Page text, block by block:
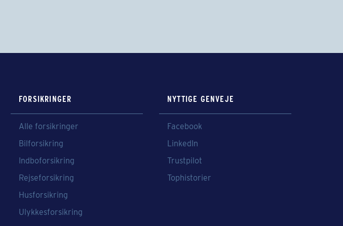
FORSIKRINGER
Alle forsikringer
Bilforsikring
Indboforsikring
Rejseforsikring
Husforsikring
Ulykkesforsikring
NYTTIGE GENVEJE
Facebook
LinkedIn
Trustpilot
Tophistorier